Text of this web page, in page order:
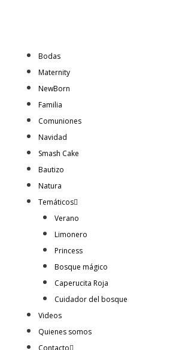
Bodas
Maternity
NewBorn
Familia
Comuniones
Navidad
Smash Cake
Bautizo
Natura
Temáticos
Verano
Limonero
Princess
Bosque mágico
Caperucita Roja
Cuidador del bosque
Videos
Quienes somos
Contacto